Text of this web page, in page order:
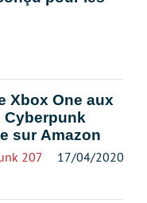
Xbox One aux
Cyberpunk
sur Amazon
2077 Xbox
17/04/2020